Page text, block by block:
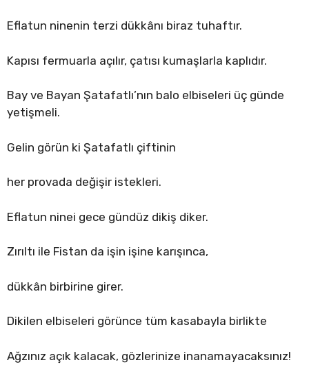
Eflatun ninenin terzi dükkânı biraz tuhaftır.
Kapısı fermuarla açılır, çatısı kumaşlarla kaplıdır.
Bay ve Bayan Şatafatlı’nın balo elbiseleri üç günde
yetişmeli.
Gelin görün ki Şatafatlı çiftinin
her provada değişir istekleri.
Eflatun ninei gece gündüz dikiş diker.
Zırıltı ile Fistan da işin işine karışınca,
dükkân birbirine girer.
Dikilen elbiseleri görünce tüm kasabayla birlikte
Ağzınız açık kalacak, gözlerinize inanamayacaksınız!